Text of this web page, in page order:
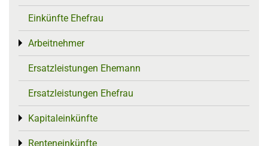
Einkünfte Ehefrau
Arbeitnehmer
Toggle menu
Ersatzleistungen Ehemann
Ersatzleistungen Ehefrau
Kapitaleinkünfte
Toggle menu
Renteneinkünfte